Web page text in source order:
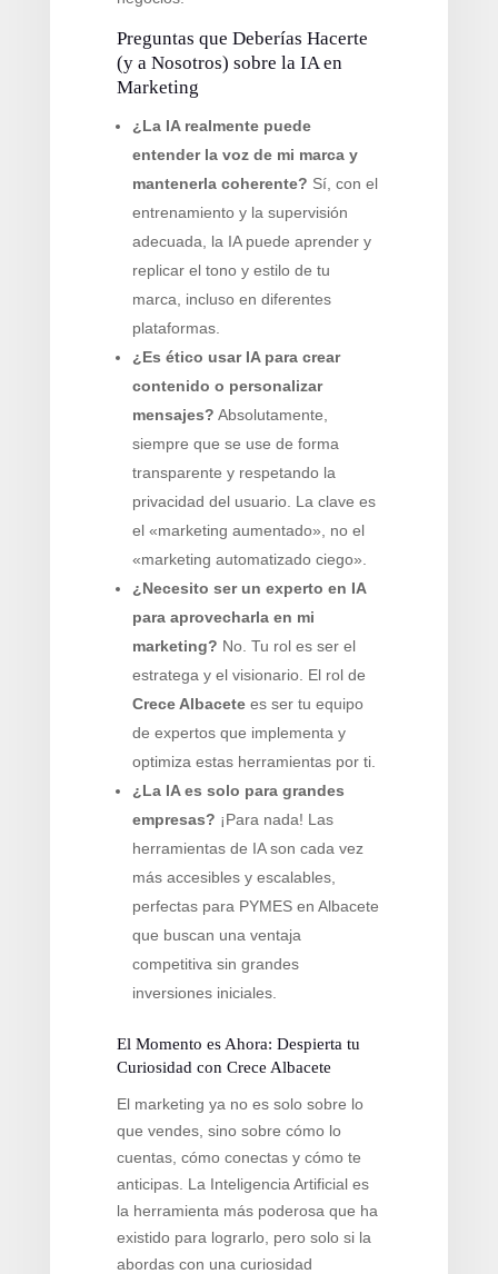
Preguntas que Deberías Hacerte
(y a Nosotros) sobre la IA en
Marketing
¿La IA realmente puede
entender la voz de mi marca y
mantenerla coherente? Sí, con el
entrenamiento y la supervisión
adecuada, la IA puede aprender y
replicar el tono y estilo de tu
marca, incluso en diferentes
plataformas.
¿Es ético usar IA para crear
contenido o personalizar
mensajes? Absolutamente,
siempre que se use de forma
transparente y respetando la
privacidad del usuario. La clave es
el «marketing aumentado», no el
«marketing automatizado ciego».
¿Necesito ser un experto en IA
para aprovecharla en mi
marketing? No. Tu rol es ser el
estratega y el visionario. El rol de
Crece Albacetees ser tu equipo
de expertos que implementa y
optimiza estas herramientas por ti.
¿La IA es solo para grandes
empresas? ¡Para nada! Las
herramientas de IA son cada vez
más accesibles y escalables,
perfectas para PYMES en Albacete
que buscan una ventaja
competitiva sin grandes
inversiones iniciales.
El Momento es Ahora: Despierta tu
Curiosidad con Crece Albacete
El marketing ya no es solo sobre lo
que vendes, sino sobre cómo lo
cuentas, cómo conectas y cómo te
anticipas. La Inteligencia Artificial es
la herramienta más poderosa que ha
existido para lograrlo, pero solo si la
abordas con una curiosidad